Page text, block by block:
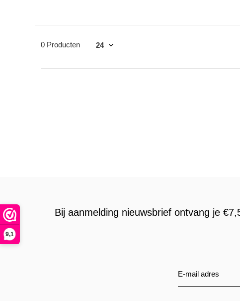
9,1
0 Producten
Bij aanmelding nieuwsbrief ontvang je